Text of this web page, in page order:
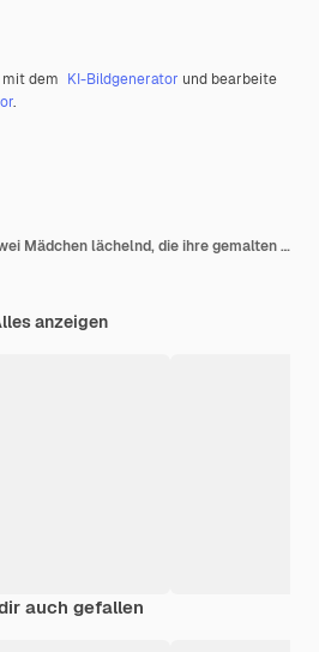
dem KI-Bildgenerator und bearbeite
.
Nahaufnahme von zwei Mädchen lächelnd, die ihre gemalten Hände mit Farbe zeigen
anzeigen
auch gefallen